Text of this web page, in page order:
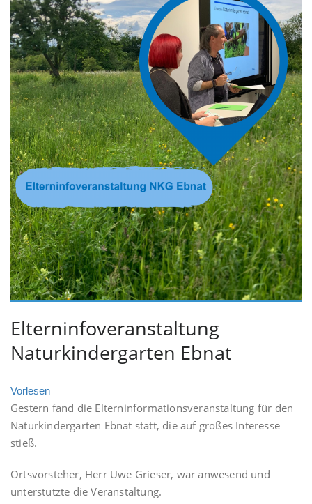
Elterninfoveranstaltung
Naturkindergarten Ebnat
Vorlesen
Gestern fand die Elterninformationsveranstaltung für den
Naturkindergarten Ebnat statt, die auf großes Interesse
stieß.
Ortsvorsteher, Herr Uwe Grieser, war anwesend und
unterstützte die Veranstaltung.